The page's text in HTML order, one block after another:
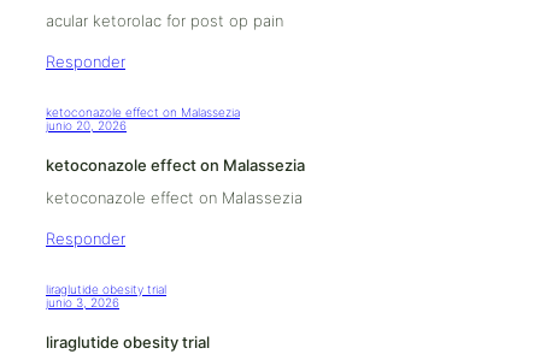
acular ketorolac for post op pain
Responder
ketoconazole effect on Malassezia
junio 20, 2026
ketoconazole effect on Malassezia
ketoconazole effect on Malassezia
Responder
liraglutide obesity trial
junio 3, 2026
liraglutide obesity trial